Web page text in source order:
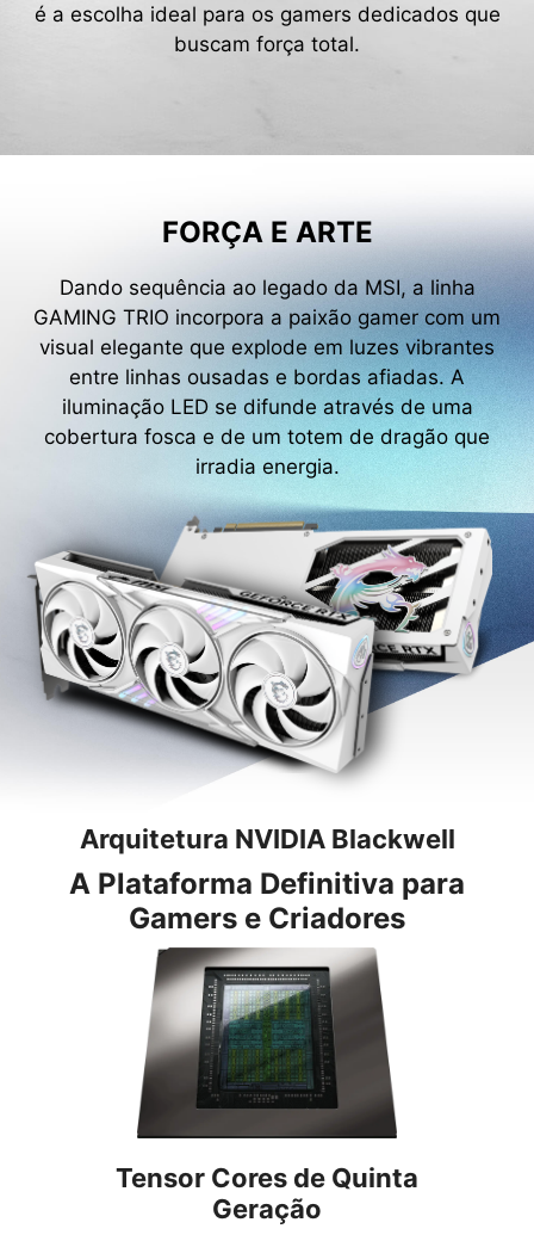
é a escolha ideal para os gamers dedicados que
buscam força total.
FORÇA E ARTE
Dando sequência ao legado da MSI, a linha
GAMING TRIO incorpora a paixão gamer com um
visual elegante que explode em luzes vibrantes
entre linhas ousadas e bordas afiadas. A
iluminação LED se difunde através de uma
cobertura fosca e de um totem de dragão que
irradia energia.
Arquitetura NVIDIA Blackwell
A Plataforma Definitiva para
Gamers e Criadores
Tensor Cores de Quinta
Geração